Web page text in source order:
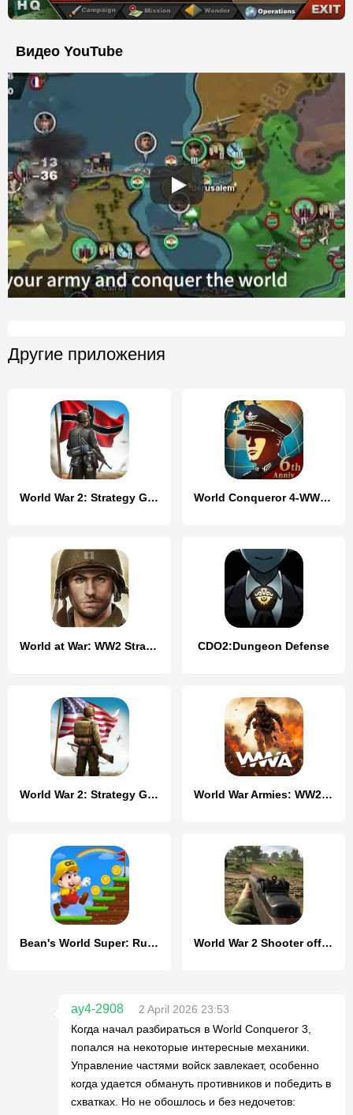
Видео YouTube
Другие приложения
World War 2: Strategy Games World Conqueror 4-WW2 Strategy
World at War: WW2 Strategy CDO2:Dungeon Defense
World War 2: Strategy Games World War Armies: WW2 PvP RTS
Bean's World Super: Run Games World War 2 Shooter offline
ay4-2908
2 April 2026 23:53
Когда начал разбираться в World Conqueror 3,
попался на некоторые интересные механики.
Управление частями войск завлекает, особенно
когда удается обмануть противников и победить в
схватках. Но не обошлось и без недочетов: